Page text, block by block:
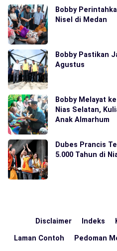
Bobby
Nisel di Medan
Bobby Pastikan
Agustus
Bobby Melayat
Nias Selatan,
Anak Almarhum
Dubes Prancis
5.000 Tahun di
Disclaimer Indeks
Laman Contoh Pedoman